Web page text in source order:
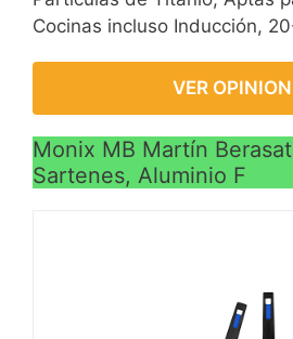
Cocinas incluso Inducción,
VER
Monix MB Martín
Sartenes, Aluminio F